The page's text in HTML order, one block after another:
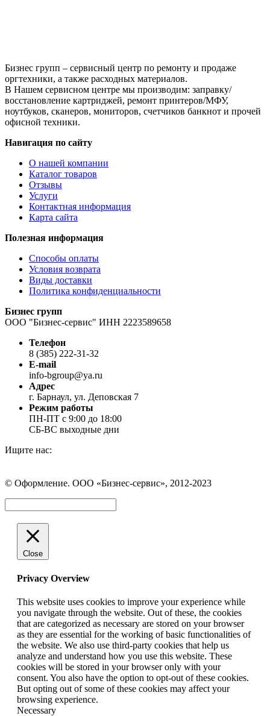
Бизнес групп – сервисный центр по ремонту и продаже
оргтехники, а также расходных материалов.
В Нашем сервисном центре мы производим: заправку/
восстановление картриджей, ремонт принтеров/МФУ,
ноутбуков, сканеров, мониторов, счетчиков банкнот и прочей
офисной техники.
Навигация по сайту
О нашей компании
Каталог товаров
Отзывы
Услуги
Контактная информация
Карта сайта
Полезная информация
Способы оплаты
Условия возврата
Виды доставки
Политика конфиденциальности
Бизнес групп
ООО "Бизнес-сервис" ИНН 2223589658
Телефон
8 (385) 222-31-32
E-mail
info-bgroup@ya.ru
Адрес
г. Барнаул, ул. Деповская 7
Режим работы
ПН-ПТ с 9:00 до 18:00
СБ-ВС выходные дни
Ищите нас:
Вконтакте
открывается
в
новом
окне
WhatsApp
открывается
в
новом
окне
Telegram
открывается
в
новом
окне
© Оформление. ООО «Бизнес-сервис», 2012-2023
Close
Privacy Overview
This website uses cookies to improve your experience while
you navigate through the website. Out of these, the cookies
that are categorized as necessary are stored on your browser
as they are essential for the working of basic functionalities of
the website. We also use third-party cookies that help us
analyze and understand how you use this website. These
cookies will be stored in your browser only with your
consent. You also have the option to opt-out of these cookies.
But opting out of some of these cookies may affect your
browsing experience.
Necessary